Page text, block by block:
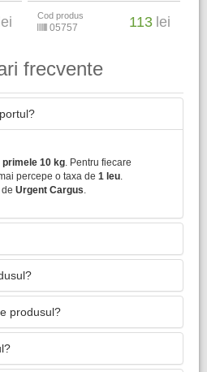
lei Cod produs
05757 113 lei
frecvente
primele 10 kg . Pentru fiecare
percepe o taxa de 1 leu
Urgent Cargus
produsul?